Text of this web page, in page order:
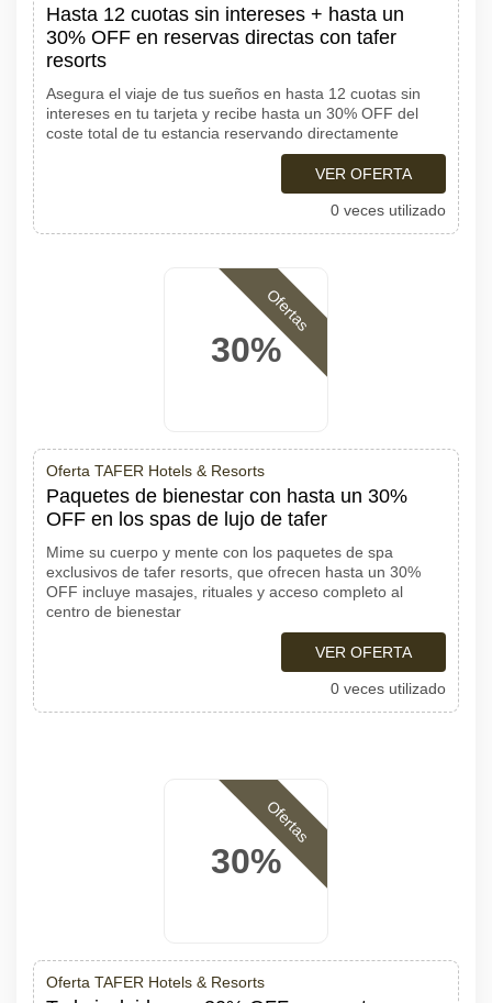
Hasta 12 cuotas sin intereses + hasta un
30% OFF en reservas directas con tafer
resorts
Asegura el viaje de tus sueños en hasta 12 cuotas sin
intereses en tu tarjeta y recibe hasta un 30% OFF del
coste total de tu estancia reservando directamente
VER OFERTA
0 veces utilizado
30%
Ofertas
Oferta TAFER Hotels & Resorts
Paquetes de bienestar con hasta un 30%
OFF en los spas de lujo de tafer
Mime su cuerpo y mente con los paquetes de spa
exclusivos de tafer resorts, que ofrecen hasta un 30%
OFF incluye masajes, rituales y acceso completo al
centro de bienestar
VER OFERTA
0 veces utilizado
30%
Ofertas
Oferta TAFER Hotels & Resorts